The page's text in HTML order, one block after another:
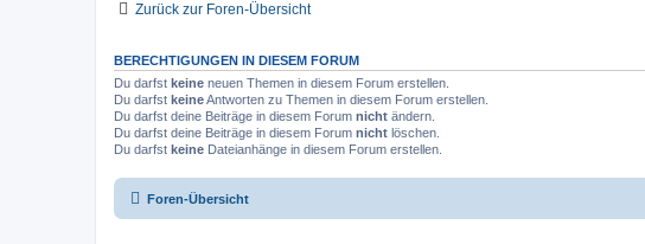
Zurück zur Foren-Übersicht
BERECHTIGUNGEN IN DIESEM FORUM
Du darfst keine neuen Themen in diesem Forum erstellen.
Du darfst keineAntworten zu Themen in diesem Forum erstellen.
Du darfst deine Beiträge in diesem Forum nicht ändern.
Du darfst deine Beiträge in diesem Forum nicht löschen.
Du darfst keine Dateianhänge in diesem Forum erstellen.
Foren-Übersicht